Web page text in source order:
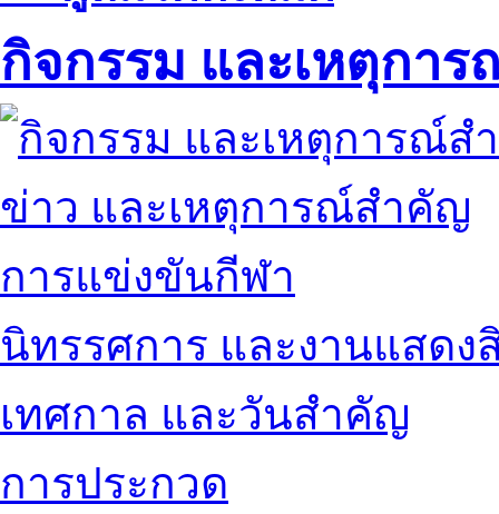
กิจกรรม และเหตุกา
ข่าว และเหตุการณ์สำคัญ
การแข่งขันกีฬา
นิทรรศการ และงานแสดง
เทศกาล และวันสำคัญ
การประกวด